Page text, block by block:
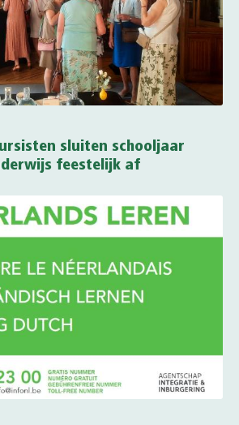
sluiten schooljaar
feestelijk af